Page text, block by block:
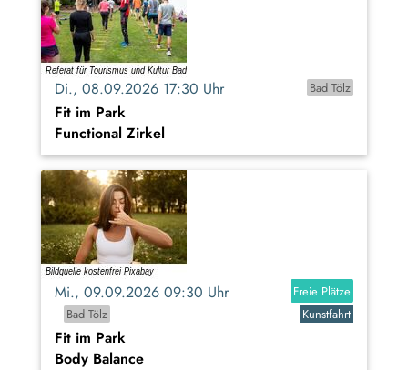
Di., 08.09.2026 17:30 Uhr Bad Tölz
Fit im Park
Functional Zirkel
Mi., 09.09.2026 09:30 Uhr
Freie Plätze
Bad Tölz
Kunstfahrt
Fit im Park
Body Balance